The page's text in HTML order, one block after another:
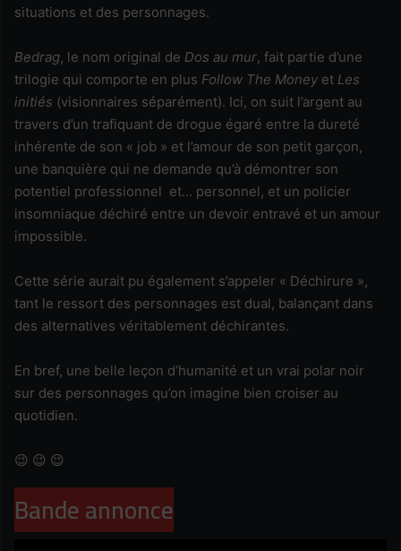
situations et des personnages.
Bedrag, le nom original de Dos au mur, fait partie d’une
trilogie qui comporte en plus Follow The Money et Les
initiés (visionnaires séparément). Ici, on suit l’argent au
travers d’un trafiquant de drogue égaré entre la dureté
inhérente de son « job » et l’amour de son petit garçon,
une banquière qui ne demande qu’à démontrer son
potentiel professionnel et… personnel, et un policier
insomniaque déchiré entre un devoir entravé et un amour
impossible.
Cette série aurait pu également s’appeler « Déchirure »,
tant le ressort des personnages est dual, balançant dans
des alternatives véritablement déchirantes.
En bref, une belle leçon d’humanité et un vrai polar noir
sur des personnages qu’on imagine bien croiser au
quotidien.
😉 😉 😉
Bande annonce